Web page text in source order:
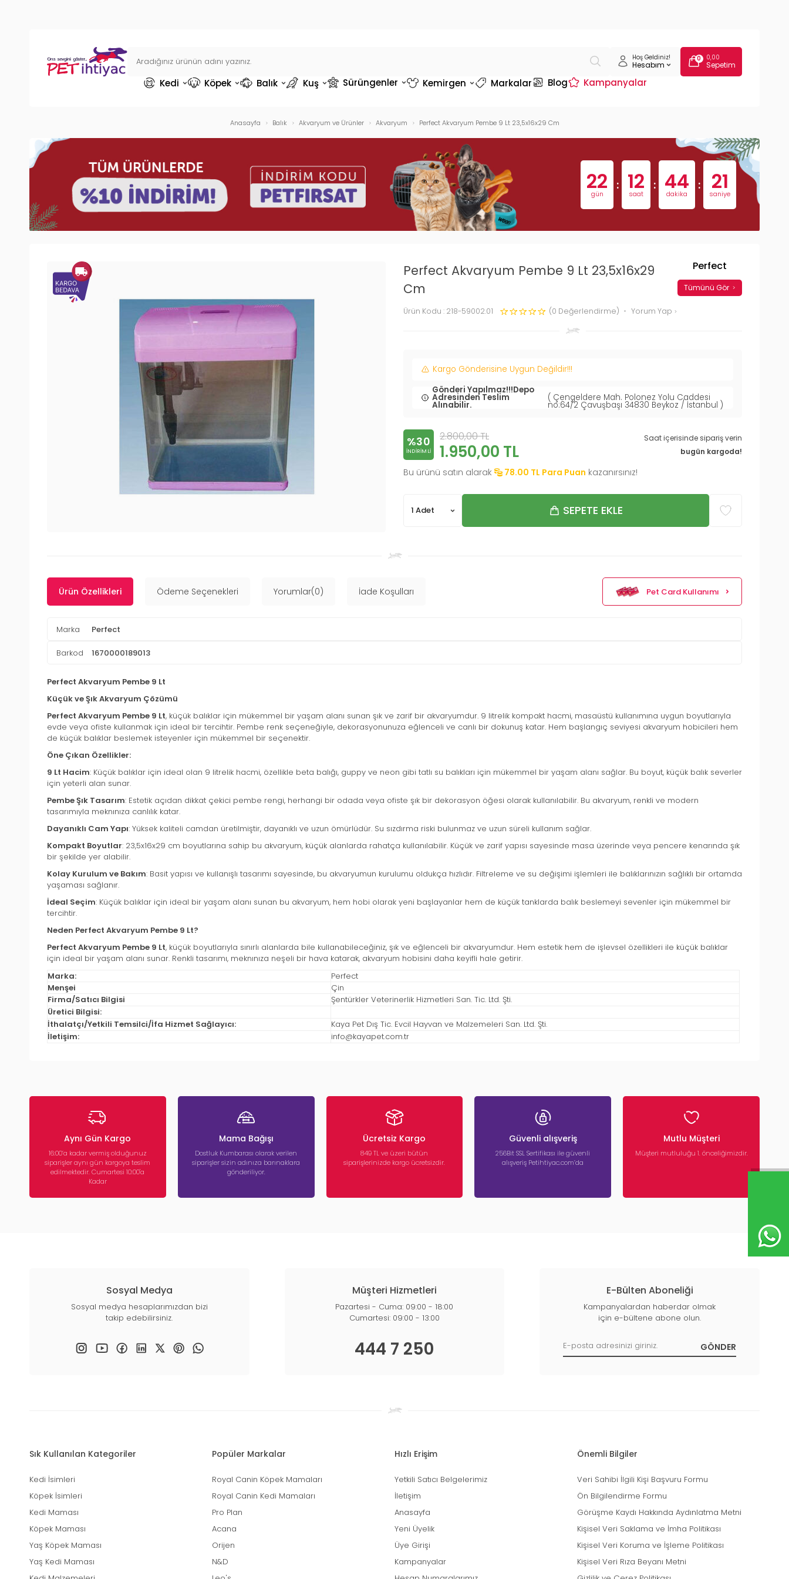
Hoş Geldiniz!
Hesabım
0 0,00
Sepetim
Kedi Köpek Balık Kuş Sürüngenler Kemirgen Markalar Blog Kampanyalar
Anasayfa Balık Akvaryum ve Ürünler Akvaryum Perfect Akvaryum Pembe 9 Lt 23,5x16x29 Cm
22
gün 12
saat 44
dakika 20
saniye
Perfect Akvaryum Pembe 9 Lt 23,5x16x29
Cm
Ürün Kodu : 218-59002.01 (0 Değerlendirme) Yorum Yap
Perfect
Tümünü Gör
Kargo Gönderisine Uygun Değildir!!!
Gönderi Yapılmaz!!!Depo
Adresinden Teslim
Alınabilir.
( Çengeldere Mah. Polonez Yolu Caddesi
no:64/2 Çavuşbaşı 34830 Beykoz / İstanbul )
%30
INDIRIMLI
2.800,00TL
1.950,00 TL
Saat içerisinde sipariş verin
bugün kargoda!
Bu ürünü satın alarak 78.00 TL Para Puan kazanırsınız!
SEPETE EKLE
Ürün Özellikleri Ödeme Seçenekleri Yorumlar(0) İade Koşulları Pet Card Kullanımı
Marka Perfect
Barkod 1670000189013
Perfect Akvaryum Pembe 9 Lt
Küçük ve Şık Akvaryum Çözümü
Perfect Akvaryum Pembe 9 Lt, küçük balıklar için mükemmel bir yaşam alanı sunan şık ve zarif bir akvaryumdur. 9 litrelik kompakt hacmi, masaüstü kullanımına uygun boyutlarıyla
evde veya ofiste kullanmak için ideal bir tercihtir. Pembe renk seçeneğiyle, dekorasyonunuza eğlenceli ve canlı bir dokunuş katar. Hem başlangıç seviyesi akvaryum hobicileri hem
de küçük balıklar beslemek isteyenler için mükemmel bir seçenektir.
Öne Çıkan Özellikler:
9 Lt Hacim: Küçük balıklar için ideal olan 9 litrelik hacmi, özellikle beta balığı, guppy ve neon gibi tatlı su balıkları için mükemmel bir yaşam alanı sağlar. Bu boyut, küçük balık severler
için yeterli alan sunar.
Pembe Şık Tasarım: Estetik açıdan dikkat çekici pembe rengi, herhangi bir odada veya ofiste şık bir dekorasyon öğesi olarak kullanılabilir. Bu akvaryum, renkli ve modern
tasarımıyla meknınıza canlılık katar.
Dayanıklı Cam Yapı: Yüksek kaliteli camdan üretilmiştir, dayanıklı ve uzun ömürlüdür. Su sızdırma riski bulunmaz ve uzun süreli kullanım sağlar.
Kompakt Boyutlar: 23,5x16x29 cm boyutlarına sahip bu akvaryum, küçük alanlarda rahatça kullanılabilir. Küçük ve zarif yapısı sayesinde masa üzerinde veya pencere kenarında şık
bir şekilde yer alabilir.
Kolay Kurulum ve Bakım: Basit yapısı ve kullanışlı tasarımı sayesinde, bu akvaryumun kurulumu oldukça hızlıdır. Filtreleme ve su değişimi işlemleri ile balıklarınızın sağlıklı bir ortamda
yaşaması sağlanır.
İdeal Seçim: Küçük balıklar için ideal bir yaşam alanı sunan bu akvaryum, hem hobi olarak yeni başlayanlar hem de küçük tanklarda balık beslemeyi sevenler için mükemmel bir
tercihtir.
Neden Perfect Akvaryum Pembe 9 Lt?
Perfect Akvaryum Pembe 9 Lt, küçük boyutlarıyla sınırlı alanlarda bile kullanabileceğiniz, şık ve eğlenceli bir akvaryumdur. Hem estetik hem de işlevsel özellikleri ile küçük balıklar
için ideal bir yaşam alanı sunar. Renkli tasarımı, meknınıza neşeli bir hava katarak, akvaryum hobisini daha keyifli hale getirir.
Marka:
Perfect
Menşei
Çin
Firma/Satıcı Bilgisi
Şentürkler Veterinerlik Hizmetleri San. Tic. Ltd. Şti.
Üretici Bilgisi:
İthalatçı/Yetkili Temsilci/İfa Hizmet Sağlayıcı:
Kaya Pet Dış Tic. Evcil Hayvan ve Malzemeleri San. Ltd. Şti.
İletişim:
info@kayapet.com.tr
Aynı Gün Kargo
16:00’a kadar vermiş olduğunuz
siparişler aynı gün kargoya teslim
edilmektedir. Cumartesi 10:00'a
Kadar
Mama Bağışı
Dostluk Kumbarası olarak verilen
siparişler sizin adınıza barınaklara
gönderiliyor.
Ücretsiz Kargo
849 TL ve üzeri bütün
siparişlerinizde kargo ücretsizdir.
Güvenli alışveriş
256Bit SSL Sertifikası ile güvenli
alışveriş Petihtiyac.com’da
Mutlu Müşteri
Müşteri mutluluğu 1. önceliğimizdir.
Sosyal Medya
Sosyal medya hesaplarımızdan bizi
takip edebilirsiniz.
Müşteri Hizmetleri
Pazartesi - Cuma: 09:00 - 18:00
Cumartesi: 09:00 - 13:00
444 7 250
E-Bülten Aboneliği
Kampanyalardan haberdar olmak
için e-bültene abone olun.
Sık Kullanılan Kategoriler
Kedi İsimleri
Köpek İsimleri
Kedi Maması
Köpek Maması
Yaş Köpek Maması
Yaş Kedi Maması
Popüler Markalar
Royal Canin Köpek Mamaları
Royal Canin Kedi Mamaları
Pro Plan
Acana
Orijen
N&D
Hızlı Erişim
Yetkili Satıcı Belgelerimiz
İletişim
Anasayfa
Yeni Üyelik
Üye Girişi
Kampanyalar
Önemli Bilgiler
Veri Sahibi İlgili Kişi Başvuru Formu
Ön Bilgilendirme Formu
Görüşme Kaydı Hakkında Aydınlatma Metni
Kişisel Veri Saklama ve İmha Politikası
Kişisel Veri Koruma ve İşleme Politikası
Kişisel Veri Rıza Beyanı Metni